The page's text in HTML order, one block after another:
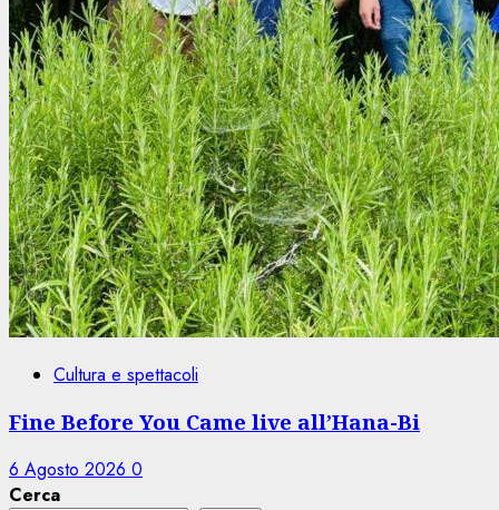
Cultura e spettacoli
Fine Before You Came live all’Hana-Bi
6 Agosto 2026 0
Cerca